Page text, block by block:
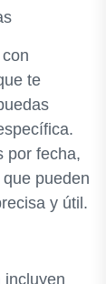
te
por fecha,
pueden
y útil.
incluyen